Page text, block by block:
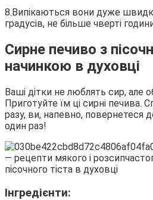
8.Випікаються вони дуже
градусів, не більше чверті
Сирне печиво з
начинкою в духовці
Ваші дітки не люблять сир,
Приготуйте їм ці сирні печива.
разу, ви, напевно, повернетеся
один раз!
Інгредієнти: